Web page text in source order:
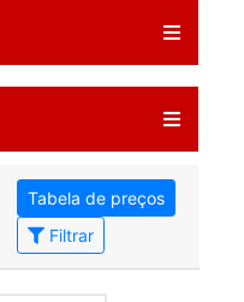
Tabela de preços
Filtrar